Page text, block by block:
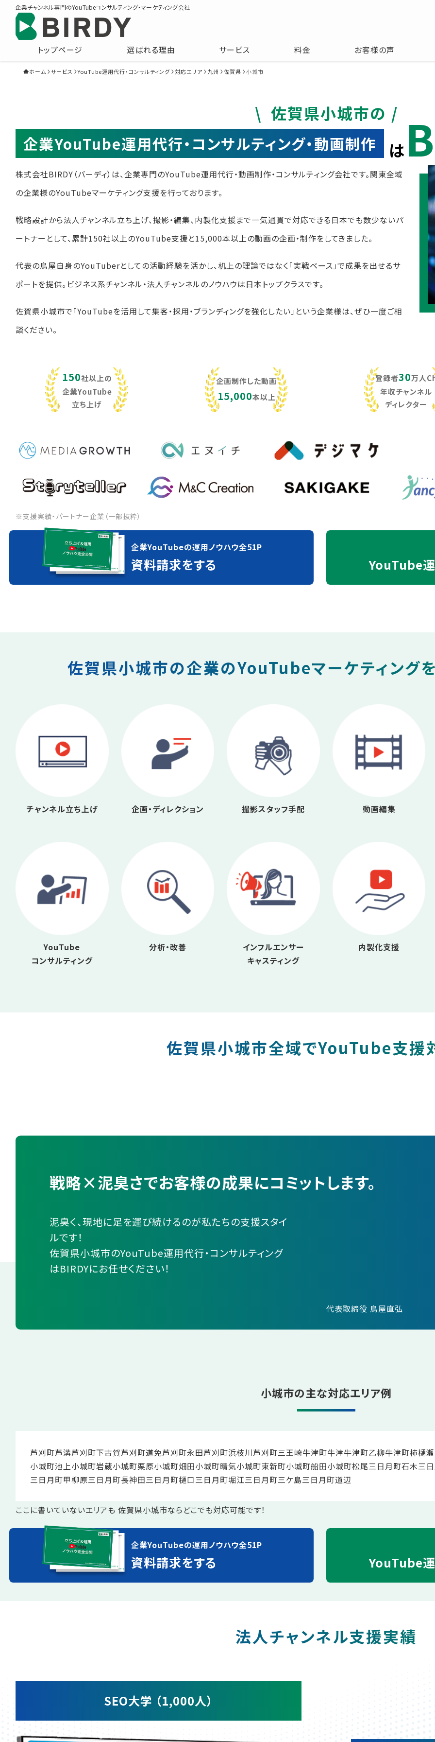
企業チャンネル専門のYouTubeコンサルティング・マーケティング会社
トップページ 選ばれる理由 サービス 料金 お客様の声
ホーム サービス YouTube運用代行・コンサルティング 対応エリア 九州 佐賀県 小城市
佐賀県小城市の
企業YouTube運用代行・コンサルティング・動画制作 は
株式会社BIRDY（バーディ）は、企業専門のYouTube運用代行・動画制作・コンサルティング会社です。関東全域
の企業様のYouTubeマーケティング支援を行っております。
戦略設計から法人チャンネル立ち上げ、撮影・編集、内製化支援まで一気通貫で対応できる日本でも数少ないパ
ートナーとして、累計150社以上のYouTube支援と15,000本以上の動画の企画・制作をしてきました。
代表の鳥屋自身のYouTuberとしての活動経験を活かし、机上の理論ではなく「実戦ベース」で成果を出せるサ
ポートを提供。ビジネス系チャンネル・法人チャンネルのノウハウは日本トップクラスです。
佐賀県小城市で「YouTubeを活用して集客・採用・ブランディングを強化したい」という企業様は、ぜひ一度ご相
談ください。
150社以上の
企業YouTube
立ち上げ
企画制作した動画
15,000本以上
登録者30万人
年収チャンネル
ディレクター
※支援実績・パートナー企業（一部抜粋）
企業YouTubeの運用ノウハウ全51P
資料請求をする YouTube
佐賀県小城市の企業のYouTubeマーケティング
チャンネル立ち上げ 企画・ディレクション 撮影スタッフ手配 動画編集
YouTube
コンサルティング
分析・改善
インフルエンサー
キャスティング
内製化支援
佐賀県小城市全域でYouTube支援
戦略×泥臭さでお客様の成果にコミットします。
泥臭く、現地に足を運び続けるのが私たちの支援スタイ
ルです！
佐賀県小城市のYouTube運用代行・コンサルティング
はBIRDYにお任せください！
代表取締役 鳥屋直弘
小城市の主な対応エリア例
芦刈町芦溝芦刈町下古賀芦刈町道免芦刈町永田芦刈町浜枝川芦刈町三王崎牛津町牛津牛津町乙柳牛津町柿樋瀬
小城町池上小城町岩蔵小城町栗原小城町畑田小城町晴気小城町東新町小城町船田小城町松尾三日月町石木三
三日月町甲柳原三日月町長神田三日月町樋口 三日月町堀江三日月町三ケ島三日月町道辺
ここに書いていないエリアも 佐賀県小城市ならどこでも対応可能です！
企業YouTubeの運用ノウハウ全51P
資料請求をする YouTube
法人チャンネル支援実績
SEO大学 （1,000人）